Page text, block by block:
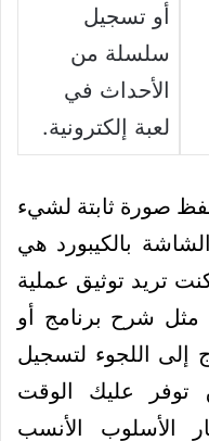
أو تسجيل
سلسلة من
الأحداث في
لعبة إلكترونية.
صورة ثابتة لشيء
بالكيبورد هي
تريد توثيق عملية
مثل شرح برنامج أو
إلى اللجوء لتسجيل
توفر عليك الوقت
الأسلوب الأنسب